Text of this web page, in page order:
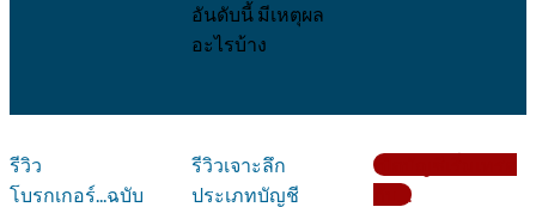
อันดับนี้ มีเหตุผล
อะไรบ้าง
รีวิว
โบรกเกอร์...ฉบับ
รีวิวเจาะลึก
ประเภทบัญชี
เปิดบัญชีเริ่มเทรด
กับ....